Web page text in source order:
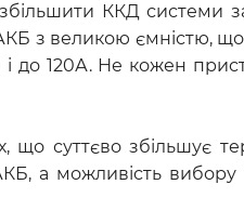
ККД системи
з великою ємністю,
до 120А. Не кожен
що суттєво збільшує
а можливість